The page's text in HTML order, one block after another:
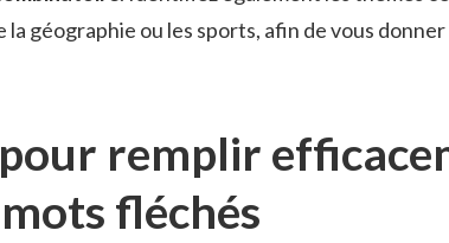
la géographie ou les sports, afin de vous
remplir
fléchés